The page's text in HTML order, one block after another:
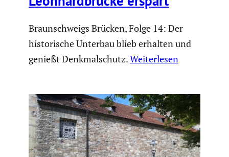
Braunschweigs Brücken, Folge 14: Der
historische Unterbau blieb erhalten und
genießt Denkmalschutz.Weiterlesen